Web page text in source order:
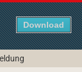
Download